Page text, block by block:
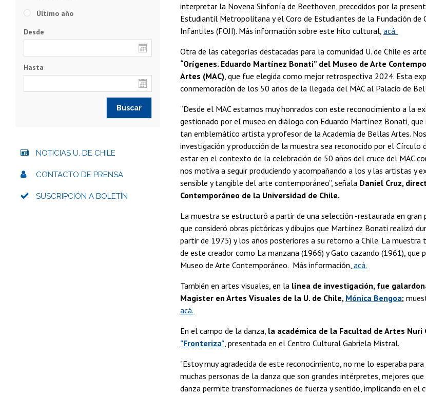
interpretar la Novena Sinfonía de Beethoven, precedidos por la
Estudiantil Metropolitana y el Coro de Estudiantes de la Fundación de
Infantiles (FOJI). Más información sobre este hito cultural, acá.
Otra de las categorías destacadas para la comunidad U. de Chile es
“Orígenes. Eduardo Martínez Bonati” del Museo de Arte
Artes (MAC), que fue elegida como mejor retrospectiva 2024. Esta
conmemoración de los 50 años de la llegada del MAC al Palacio de
“Desde el MAC estamos muy honrados con este reconocimiento a la
gestionado por el museo en diálogo con Eduardo Martínez Bonati,
tan emblemático artista y profesor de la Academia de Bellas Artes.
investigación y producción de la muestra sea reconocido por el Círculo
estar en el contexto de la celebración de 50 años del cruce del MAC
nos motiva a seguir produciendo y acompañando a los y las artistas y
sensible y tangible del arte contemporáneo”, señala Daniel Cruz,
Contemporáneo de la Universidad de Chile.
La muestra se estructuró a partir de una selección -restaurada en gran
que consideró obras pictóricas y dibujos que Martínez Bonati realizó
partir de 1975) y los años posteriores a su retorno a Chile. La muestra
de este creador como La manzana (1966) y Gato cazando (1961), que
Museo de Arte Contemporáneo. Más información, acá.
También en artes visuales, en la línea de investigación, fue
Magister en Artes Visuales de la U. de Chile, Mónica Bengoa;
acá.
En el campo de la danza, la académica de la Facultad de Artes
"Fronteriza", presentada en el Centro Cultural Gabriela Mistral.
"Estoy muy agradecida de este reconocimiento, no me lo esperaba
muchas personas de la danza que son grandes intérpretes, mejores
danza permite transformaciones de fuerza y sentido, implicando en el
Último año
Desde
Hasta
NOTICIAS U. DE CHILE
CONTACTO DE PRENSA
SUSCRIPCIÓN A BOLETÍN